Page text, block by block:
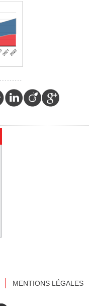
MENTIONS LÉGALES